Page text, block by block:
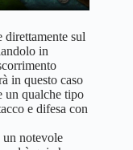
direttamente sul
in
in questo caso
un qualche tipo
e difesa con
notevole